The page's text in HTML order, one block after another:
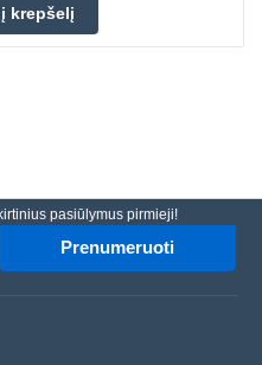
krepšelį
pasiūlymus pirmieji!
Prenumeruoti